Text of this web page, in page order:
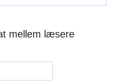
mellem læsere